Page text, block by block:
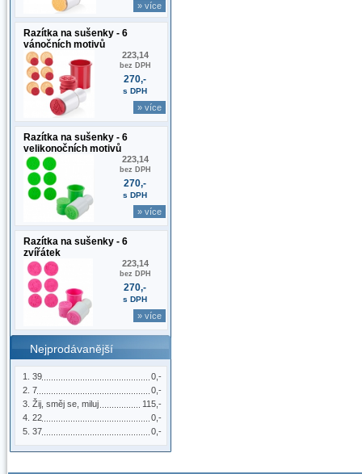
» více
Razítka na sušenky - 6
vánočních motivů
223,14
bez DPH
270,-
s DPH
» více
Razítka na sušenky - 6
velikonočních motivů
223,14
bez DPH
270,-
s DPH
» více
Razítka na sušenky - 6
zvířátek
223,14
bez DPH
270,-
s DPH
» více
Nejprodávanější
0,-
39
0,-
7
115,-
Žij, směj se, miluj
0,-
22
0,-
37